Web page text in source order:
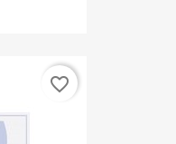
favorite_border